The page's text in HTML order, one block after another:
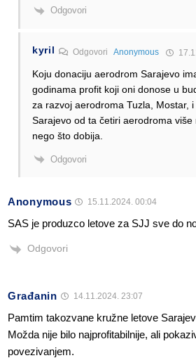
Odgovori
kyril Odgovori Anonymous
Koju donaciju aerodrom Sarajevo
godinama profit koji oni donose u
za razvoj aerodroma Tuzla, Mostar,
Sarajevo od ta četiri aerodroma
nego što dobija.
Odgovori
Anonymous 15.11.2024. 00:04
SAS je produzco letove za SJJ sve do
Odgovori
Građanin 14.11.2024. 23:07
Pamtim takozvane kružne letove
Možda nije bilo najprofitabilnije, ali
povezivanjem.